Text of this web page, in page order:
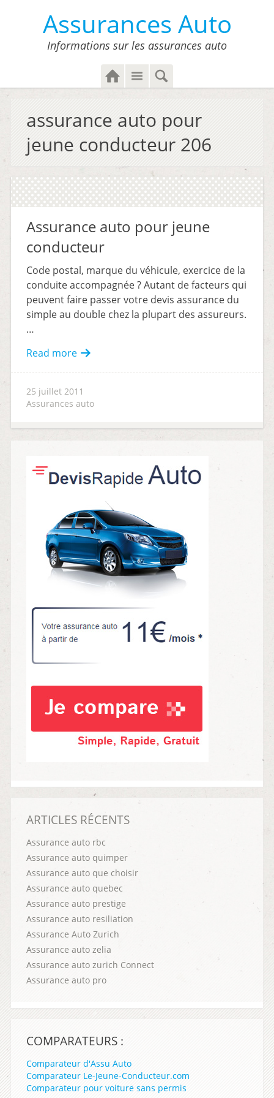
Assurances Auto
Informations sur les assurances auto
H
o
M
u
S
e
r
c
h
assurance auto pour
jeune conducteur 206
Assurance auto pour jeune
conducteur
Code postal, marque du véhicule, exercice de la
conduite accompagnée ? Autant de facteurs qui
peuvent faire passer votre devis assurance du
simple au double chez la plupart des assureurs.
…
Read more
25 juillet 2011
Assurances auto
ARTICLES RÉCENTS
Assurance auto rbc
Assurance auto quimper
Assurance auto que choisir
Assurance auto quebec
Assurance auto prestige
Assurance auto resiliation
Assurance Auto Zurich
Assurance auto zelia
Assurance auto zurich Connect
Assurance auto pro
COMPARATEURS :
Comparateur d'Assu Auto
Comparateur Le-Jeune-Conducteur.com
Comparateur pour voiture sans permis